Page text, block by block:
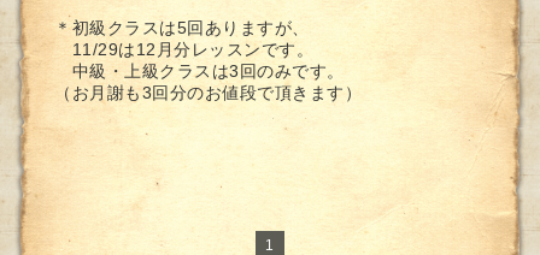
＊初級クラスは5回ありますが、
11/29は12月分レッスンです。
中級・上級クラスは3回のみです。
（お月謝も3回分のお値段で頂きます）
1